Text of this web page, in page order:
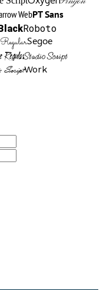
WebPT Sans
Roboto
Segoe
Studio Script
ScriptWork